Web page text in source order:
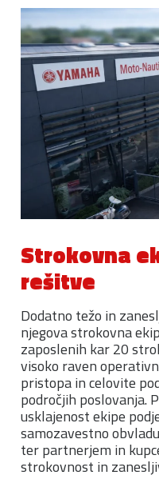
Strokovna
rešitve
Dodatno težo in
njegova strokovna
zaposlenih kar 20
visoko raven
pristopa in celovite
področjih poslovanja.
usklajenost ekipe
samozavestno
ter partnerjem in
strokovnost in